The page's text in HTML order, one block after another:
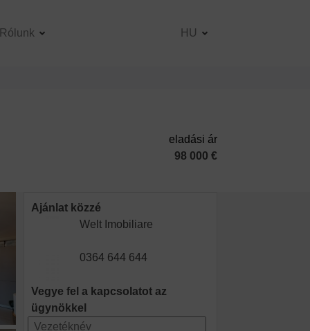
HU
eladási ár
98 000 €
Ajánlat közzé
Welt Imobiliare
0364 644 644
Vegye fel a kapcsolatot az
ügynökkel